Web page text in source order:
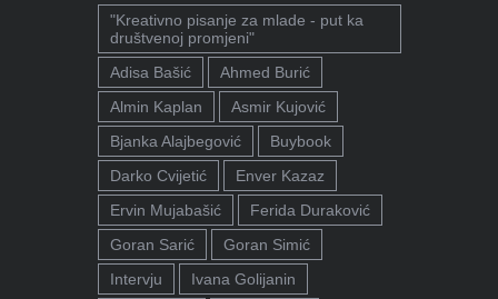
"Kreativno pisanje za mlade - put ka
društvenoj promjeni"
Adisa Bašić
Ahmed Burić
Almin Kaplan
Asmir Kujović
Bjanka Alajbegović
Buybook
Darko Cvijetić
Enver Kazaz
Ervin Mujabašić
Ferida Duraković
Goran Sarić
Goran Simić
Intervju
Ivana Golijanin